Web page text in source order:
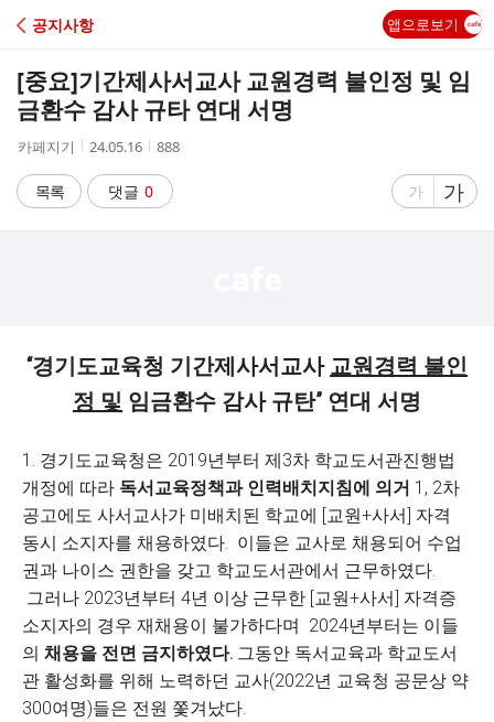
C
A
공지사항 앱으로보기
[중요]기간제사서교사 교원경력 불인정 및 임
금환수 감사 규타 연대 서명
작
자
카페지기
작
시
간
24.05.16
조
수
888
목록 댓글 0
글
게
가
글
자
게
가
“경기도교육청 기간제사서교사 교원경력 불인
정 및 임금환수 감사 규탄” 연대 서명
1. 경기도교육청은 2019년부터 제3차 학교도서관진행법
개정에 따라 독서교육정책과 인력배치지침에 의거 1, 2차
공고에도 사서교사가 미배치된 학교에 [교원+사서] 자격
동시 소지자를 채용하였다. 이들은 교사로 채용되어 수업
권과 나이스 권한을 갖고 학교도서관에서 근무하였다.
그러나 2023년부터 4년 이상 근무한 [교원+사서] 자격증
소지자의 경우 재채용이 불가하다며 2024년부터는 이들
의 채용을 전면 금지하였다. 그동안 독서교육과 학교도서
관 활성화를 위해 노력하던 교사(2022년 교육청 공문상 약
300여명)들은 전원 쫓겨났다.